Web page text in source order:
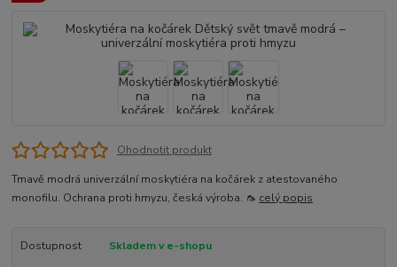
Ohodnotit produkt
Tmavě modrá univerzální moskytiéra na kočárek z atestovaného
monofilu. Ochrana proti hmyzu, česká výroba. 🦟 celý popis
Dostupnost Skladem v e-shopu